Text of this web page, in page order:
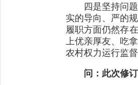
四是坚持问
实的导向、严的
履职方面仍然存
上优亲厚友、吃
农村权力运行监
问：此次修